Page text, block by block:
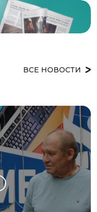
ВСЕ НОВОСТИ